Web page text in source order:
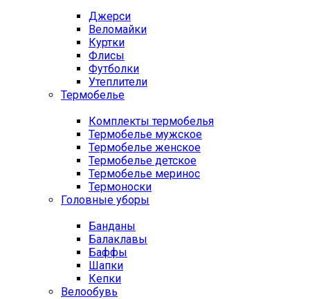
Джерси
Веломайки
Куртки
Флисы
Футболки
Утеплители
Термобелье
Комплекты термобелья
Термобелье мужское
Термобелье женское
Термобелье детское
Термобелье меринос
Термоноски
Головные уборы
Банданы
Балаклавы
Баффы
Шапки
Кепки
Велообувь